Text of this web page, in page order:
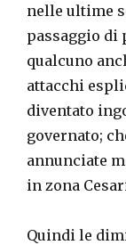
nelle ultime
passaggio di
qualcuno
attacchi
diventato
governato;
annunciate
in zona
Quindi le